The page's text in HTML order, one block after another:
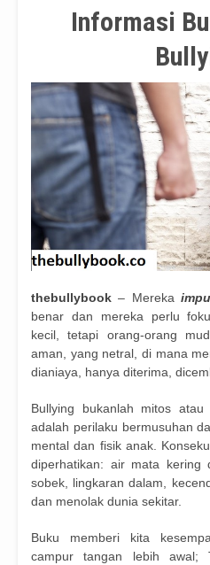
Informasi
thebullybook – Mereka
benar dan mereka perlu
kecil, tetapi orang-orang
aman, yang netral, di mana
dianiaya, hanya diterima,
Bullying bukanlah mitos atau
adalah perilaku bermusuhan
mental dan fisik anak.
diperhatikan: air mata kering
sobek, lingkaran dalam,
dan menolak dunia sekitar.
Buku memberi kita
campur tangan lebih awal;